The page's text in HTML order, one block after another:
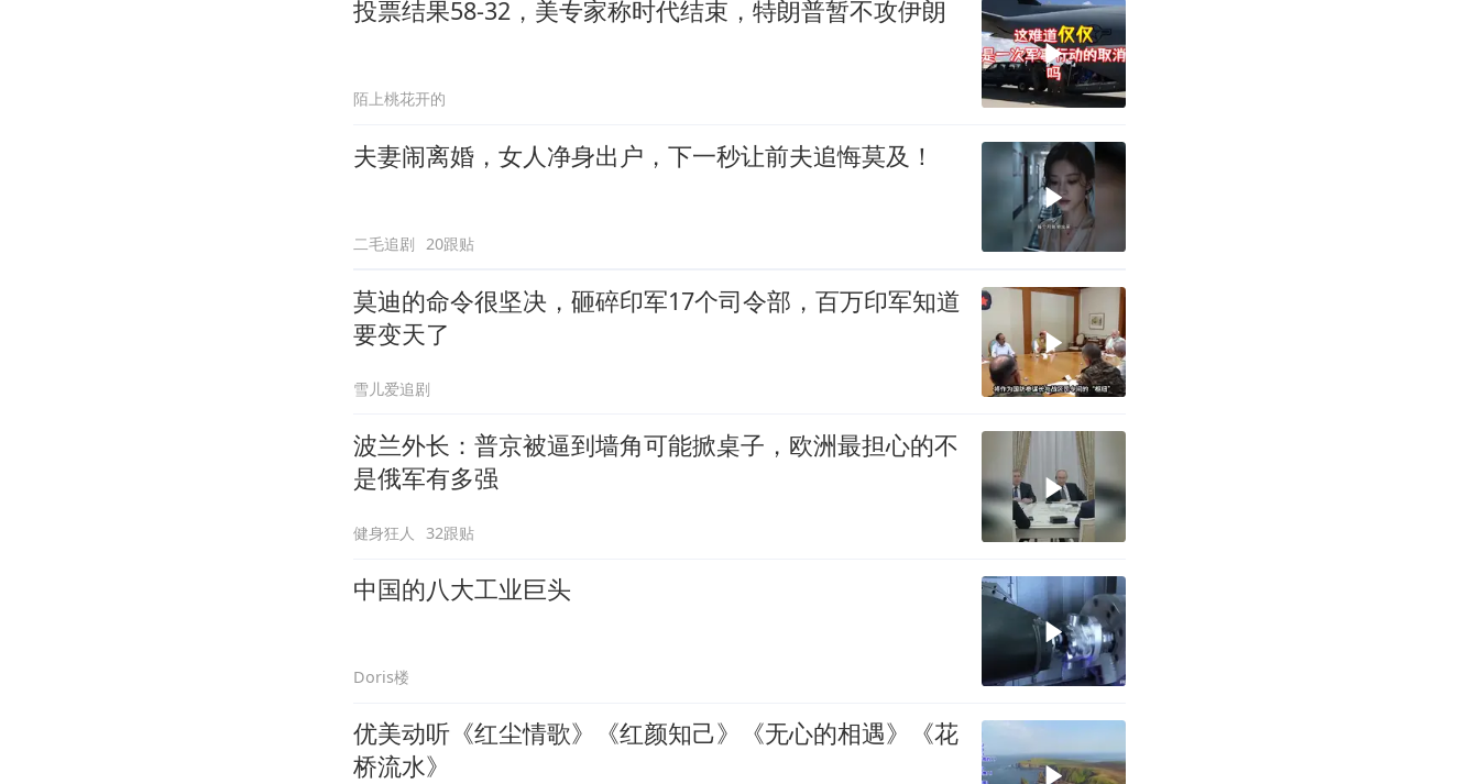
投票结果58-32，美专家称时代结束，特朗普暂不攻伊朗
陌上桃花开的
夫妻闹离婚，女人净身出户，下一秒让前夫追悔莫及！
二毛追剧 20跟贴
莫迪的命令很坚决，砸碎印军17个司令部，百万印军知道
要变天了
雪儿爱追剧
波兰外长：普京被逼到墙角可能掀桌子，欧洲最担心的不
是俄军有多强
健身狂人 32跟贴
中国的八大工业巨头
Doris楼
优美动听《红尘情歌》《红颜知己》《无心的相遇》《花
桥流水》